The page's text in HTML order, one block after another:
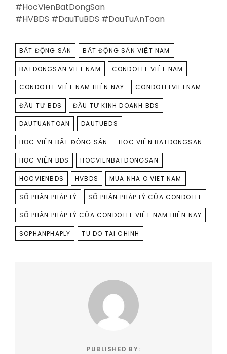
#HocVienBatDongSan
#HVBDS #DauTuBDS #DauTuAnToan
TAGS
BẤT ĐỘNG SẢN BẤT ĐỘNG SẢN VIỆT NAM
BATDONGSAN VIET NAM CONDOTEL VIỆT NAM
CONDOTEL VIỆT NAM HIỆN NAY CONDOTELVIETNAM
ĐẦU TƯ BDS ĐẦU TƯ KINH DOANH BDS
DAUTUANTOAN DAUTUBDS
HỌC VIỆN BẤT ĐỘNG SẢN HỌC VIỆN BATDONGSAN
HỌC VIỆN BDS HOCVIENBATDONGSAN
HOCVIENBDS HVBDS MUA NHA O VIET NAM
SỐ PHẬN PHÁP LÝ SỐ PHẬN PHÁP LÝ CỦA CONDOTEL
SỐ PHẬN PHÁP LÝ CỦA CONDOTEL VIỆT NAM HIỆN NAY
SOPHANPHAPLY TU DO TAI CHINH
PUBLISHED BY: